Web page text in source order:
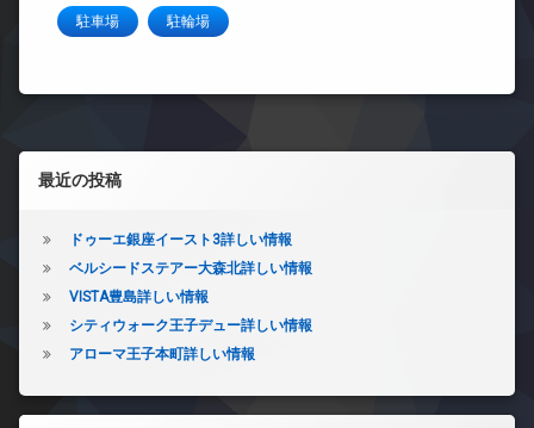
駐車場 駐輪場
左サイドバー
最近の投稿
ドゥーエ銀座イースト3詳しい情報
ベルシードステアー大森北詳しい情報
VISTA豊島詳しい情報
シティウォーク王子デュー詳しい情報
アローマ王子本町詳しい情報